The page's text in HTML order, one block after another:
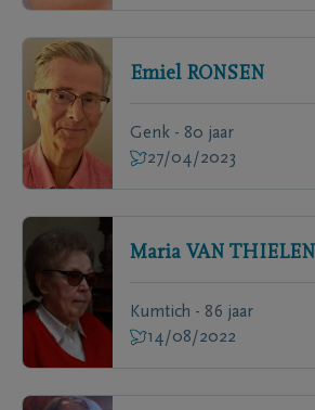
Emiel RONSEN
Genk - 80 jaar
27/04/2023
Maria VAN THIELEN
Kumtich - 86 jaar
14/08/2022